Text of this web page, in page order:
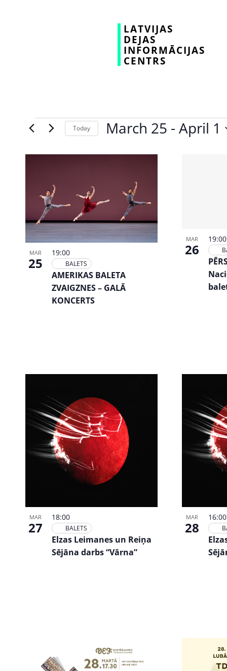
LATVIJAS
DEJAS
INFORMĀCIJAS
CENTRS
Today March 25 - April 1
date.
events
Photo
View
MAR
25
AMERIKAS BALETA
ZVAIGZNES – GALĀ
KONCERTS
19:00
BALETS
MAR
26
MAR
27
Elzas Leimanes un Reiņa
Sējāna darbs “Vārna”
18:00
BALETS
MAR
28
16:00